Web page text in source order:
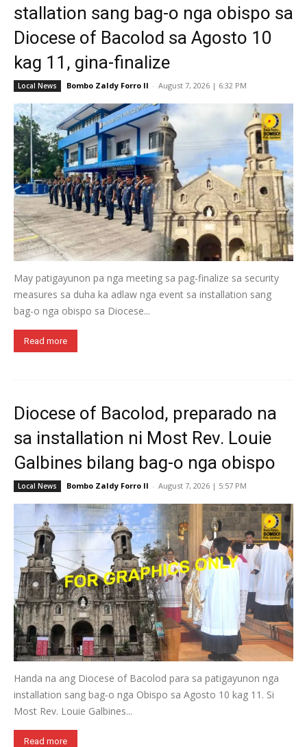
stallation sang bag-o nga obispo sa
Diocese of Bacolod sa Agosto 10
kag 11, gina-finalize
Local News Bombo Zaldy Forro II - August 7, 2026 | 6:32 PM
May patigayunon pa nga meeting sa pag-finalize sa security
measures sa duha ka adlaw nga event sa installation sang
bag-o nga obispo sa Diocese...
Read more
Diocese of Bacolod, preparado na
sa installation ni Most Rev. Louie
Galbines bilang bag-o nga obispo
Local News Bombo Zaldy Forro II - August 7, 2026 | 5:57 PM
Handa na ang Diocese of Bacolod para sa patigayunon nga
installation sang bag-o nga Obispo sa Agosto 10 kag 11. Si
Most Rev. Louie Galbines...
Read more